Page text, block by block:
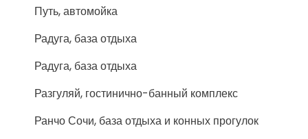
Путь, автомойка
Радуга, база отдыха
Радуга, база отдыха
Разгуляй, гостинично-банный комплекс
Ранчо Сочи, база отдыха и конных прогулок